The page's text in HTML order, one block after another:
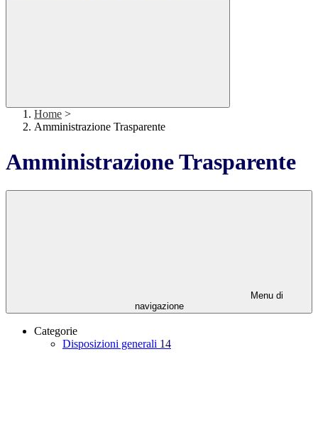
Home >
Amministrazione Trasparente
Amministrazione Trasparente
Menu di
navigazione
Categorie
Disposizioni generali 14